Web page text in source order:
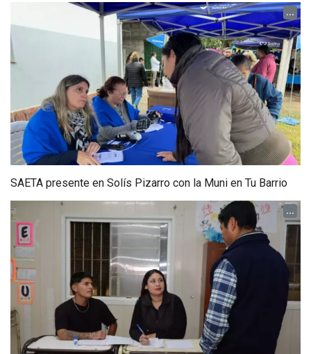
...
SAETA presente en Solís Pizarro con la Muni en Tu Barrio
...